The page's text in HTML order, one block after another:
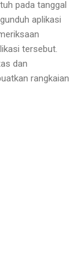
pada tanggal
aplikasi
tersebut.
dan
rangkaian